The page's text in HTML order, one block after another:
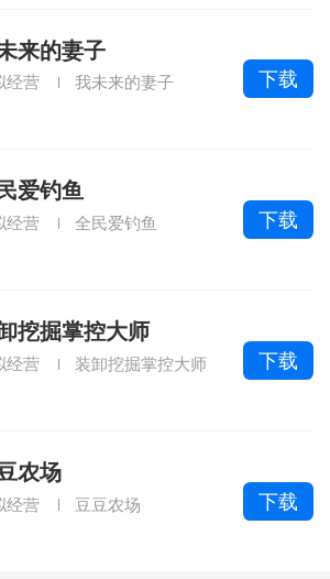
来的妻子
经营 我未来的妻子 下载
爱钓鱼
经营 全民爱钓鱼 下载
挖掘掌控大师
经营 装卸挖掘掌控大师 下载
农场
经营 豆豆农场 下载